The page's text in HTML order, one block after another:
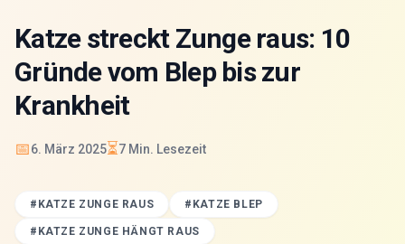
Katze streckt Zunge raus: 10
Gründe vom Blep bis zur
Krankheit
📅6. März 2025⏳7 Min. Lesezeit
# KATZE ZUNGE RAUS # KATZE BLEP
# KATZE ZUNGE HÄNGT RAUS